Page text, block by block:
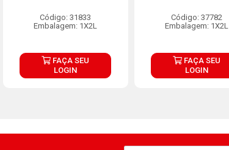
Código: 31833
Embalagem: 1X2L
FAÇA SEU
LOGIN
Código: 37782
Embalagem: 1X2L
FAÇA SEU
LOGIN